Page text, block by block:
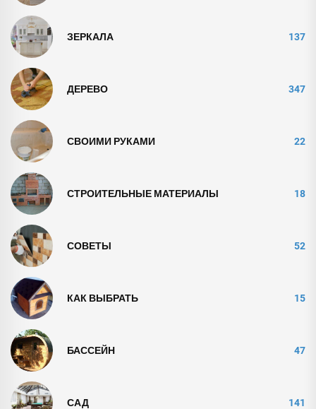
ЗЕРКАЛА 137
ДЕРЕВО 347
СВОИМИ РУКАМИ 22
СТРОИТЕЛЬНЫЕ МАТЕРИАЛЫ 18
СОВЕТЫ 52
КАК ВЫБРАТЬ 15
БАССЕЙН 47
САД 141